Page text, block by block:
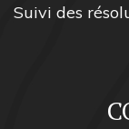
Suivi des